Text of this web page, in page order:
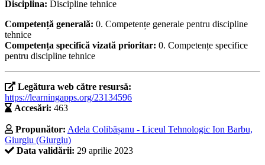
Disciplina: Discipline tehnice
Competență generală: 0. Competențe generale pentru discipline
tehnice
Competența specifică vizată prioritar: 0. Competențe specifice
pentru discipline tehnice
Legătura web către resursă:
https://learningapps.org/23134596
Accesări: 463
Propunător: Adela Colibășanu - Liceul Tehnologic Ion Barbu,
Giurgiu (Giurgiu)
Data validării: 29 aprilie 2023